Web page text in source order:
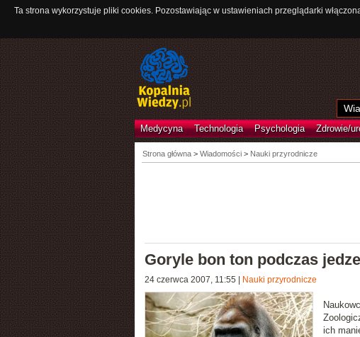
Ta strona wykorzystuje pliki cookies. Pozostawiając w ustawieniach przeglądarki
Medycyna Technologia Psychologia Zdrowie/
Strona główna> Wiadomości > Nauki przyrodnicze
Goryle bon ton podczas
24 czerwca 2007, 11:55 Nauki przyrodnicze
ich